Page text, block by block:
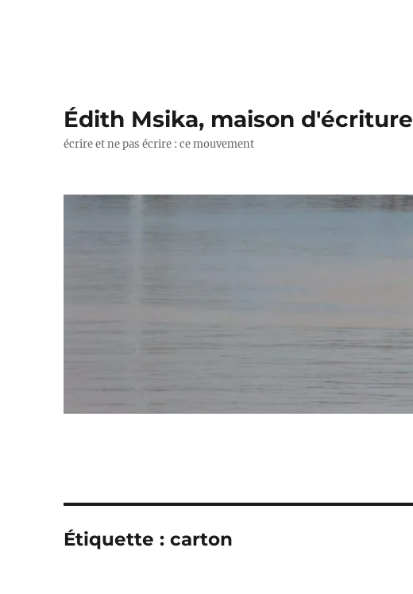
Édith Msika, maison d'écriture
écrire et ne pas écrire : ce mouvement
Étiquette :carton